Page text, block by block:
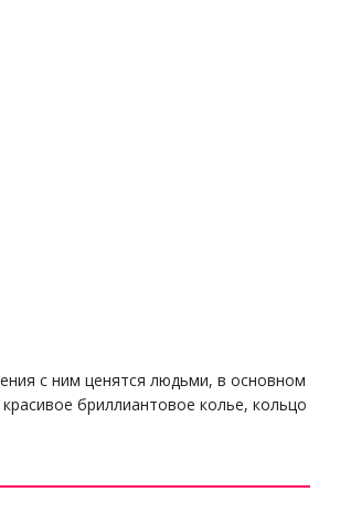
с ним ценятся людьми, в основном
бриллиантовое колье, кольцо